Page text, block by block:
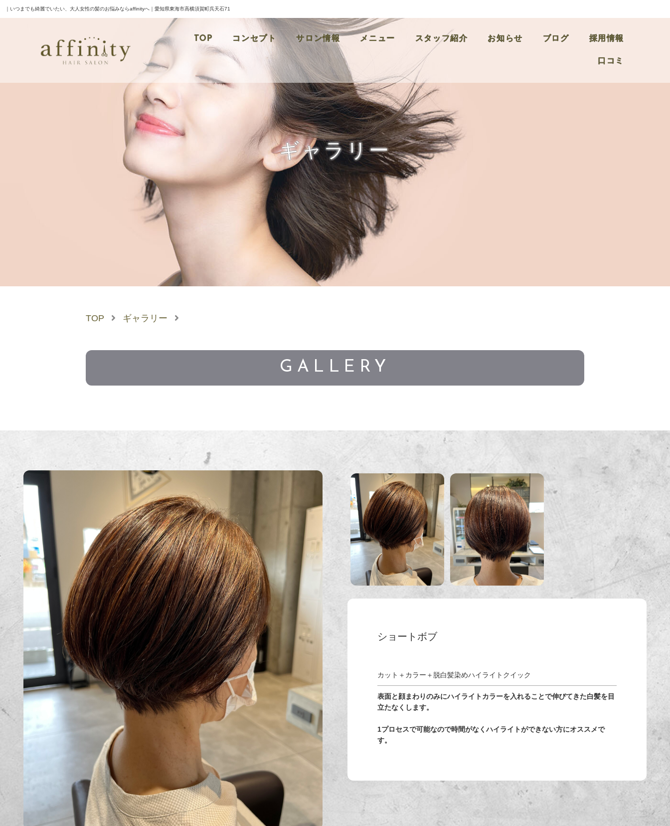
｜いつまでも綺麗でいたい、大人女性の髪のお悩みならaffinityへ｜愛知県東海市高横須賀町呉天石71
TOP コンセプト サロン情報 メニュー スタッフ紹介 お知らせ ブログ 採用情報
口コミ
ギャラリー
TOP ギャラリー
GALLERY
ショートボブ
カット＋カラー＋脱白髪染めハイライトクイック
表面と顔まわりのみにハイライトカラーを入れることで伸びてきた白髪を目
立たなくします。
1プロセスで可能なので時間がなくハイライトができない方にオススメで
す。